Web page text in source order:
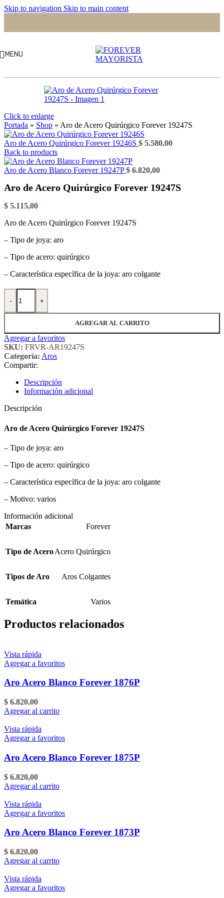
Skip to navigation Skip to main content
MENU
Click to enlarge
Portada » Shop » Aro de Acero Quirúrgico Forever 19247S
Aro de Acero Quirúrgico Forever 19246S $ 5.580,00
Back to products
Aro de Acero Blanco Forever 19247P$ 6.820,00
Aro de Acero Quirúrgico Forever 19247S
$ 5.115,00
Aro de Acero Quirúrgico Forever 19247S
– Tipo de joya: aro
– Tipo de acero: quirúrgico
– Característica específica de la joya: aro colgante
-
Aro de Acero Quirúrgico Forever 19247S cantidad
+
AGREGAR AL CARRITO
Agregar a favoritos
SKU: FRVR-AR19247S
Categoría: Aros
Compartir:
Descripción
Información adicional
Descripción
Aro de Acero Quirúrgico Forever 19247S
– Tipo de joya: aro
– Tipo de acero: quirúrgico
– Característica específica de la joya: aro colgante
– Motivo: varios
Información adicional
Marcas
Forever
Tipo de AceroAcero Quirúrgico
Tipos de Aro Aros Colgantes
Temática Varios
Productos relacionados
Vista rápida
Agregar a favoritos
Aro Acero Blanco Forever 1876P
$ 6.820,00
Agregar al carrito
Vista rápida
Agregar a favoritos
Aro Acero Blanco Forever 1875P
$ 6.820,00
Agregar al carrito
Vista rápida
Agregar a favoritos
Aro Acero Blanco Forever 1873P
$ 6.820,00
Agregar al carrito
Vista rápida
Agregar a favoritos